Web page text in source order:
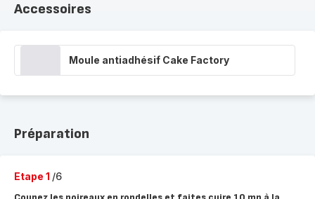
Accessoires
Moule antiadhésif Cake Factory
Préparation
Etape 1 /6